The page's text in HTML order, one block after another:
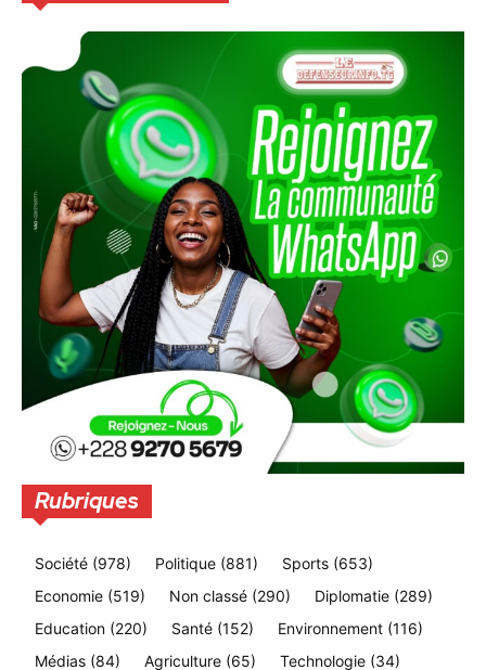
Rubriques
Société (978) Politique (881) Sports (653)
Economie (519) Non classé (290) Diplomatie (289)
Education (220) Santé (152) Environnement (116)
Médias (84) Agriculture (65) Technologie (34)